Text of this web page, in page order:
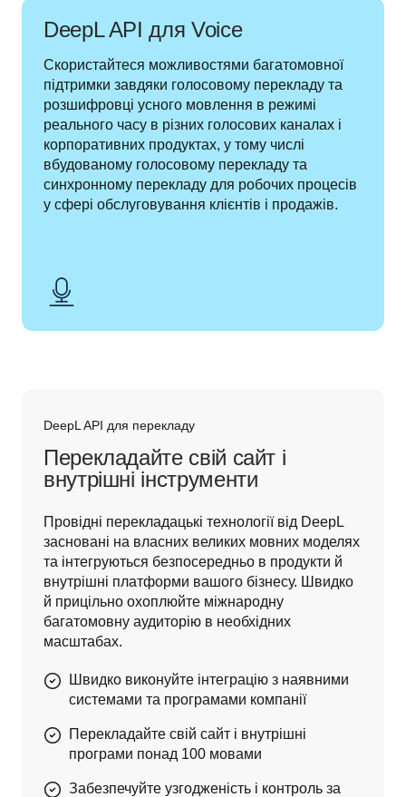
DeepL API для Voice
Скористайтеся можливостями багатомовної
підтримки завдяки голосовому перекладу та
розшифровці усного мовлення в режимі
реального часу в різних голосових каналах і
корпоративних продуктах, у тому числі
вбудованому голосовому перекладу та
синхронному перекладу для робочих процесів
у сфері обслуговування клієнтів і продажів.
DeepL API для перекладу
Перекладайте свій сайт і
внутрішні інструменти
Провідні перекладацькі технології від DeepL
засновані на власних великих мовних моделях
та інтегруються безпосередньо в продукти й
внутрішні платформи вашого бізнесу. Швидко
й прицільно охоплюйте міжнародну
багатомовну аудиторію в необхідних
масштабах.
Швидко виконуйте інтеграцію з наявними
системами та програмами компанії
Перекладайте свій сайт і внутрішні
програми понад 100 мовами
Забезпечуйте узгодженість і контроль за